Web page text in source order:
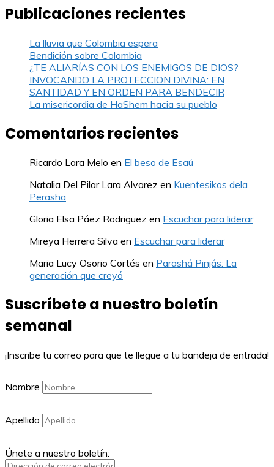
Publicaciones recientes
La lluvia que Colombia espera
Bendición sobre Colombia
¿TE ALIARÍAS CON LOS ENEMIGOS DE DIOS?
INVOCANDO LA PROTECCION DIVINA: EN
SANTIDAD Y EN ORDEN PARA BENDECIR
La misericordia de HaShem hacia su pueblo
Comentarios recientes
Ricardo Lara Melo en El beso de Esaú
Natalia Del Pilar Lara Alvarez en Kuentesikos dela
Perasha
Gloria Elsa Páez Rodriguez en Escuchar para liderar
Mireya Herrera Silva en Escuchar para liderar
Maria Lucy Osorio Cortés en Parashá Pinjás: La
generación que creyó
Suscríbete a nuestro boletín
semanal
¡Inscribe tu correo para que te llegue a tu bandeja de entrada!
Nombre
Apellido
Únete a nuestro boletín: